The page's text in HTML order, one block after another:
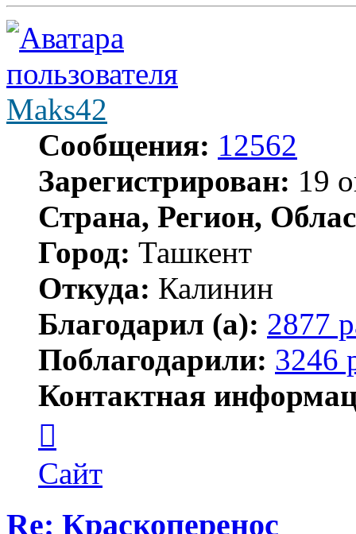
Maks42
Сообщения: 12562
Зарегистрирован: 19
Страна, Регион,
Город: Ташкент
Откуда: Калинин
Благодарил (а): 2877
Поблагодарили: 3246
Контактная
пользователя
Maks42
Сайт
Re: Краскоперенос